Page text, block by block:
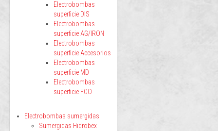
Electrobombas
superficie DIS
Electrobombas
superficie AG/IRON
Electrobombas
superficie Accesorios
Electrobombas
superficie MD
Electrobombas
superficie FCO
Electrobombas sumergidas
Sumergidas Hidrobex